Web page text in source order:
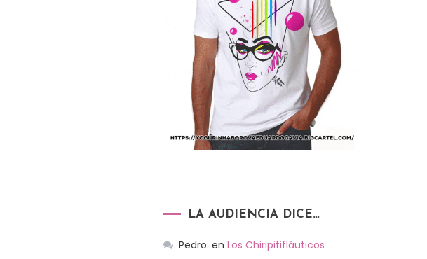
LA AUDIENCIA DICE…
Pedro. en Los Chiripitifláuticos